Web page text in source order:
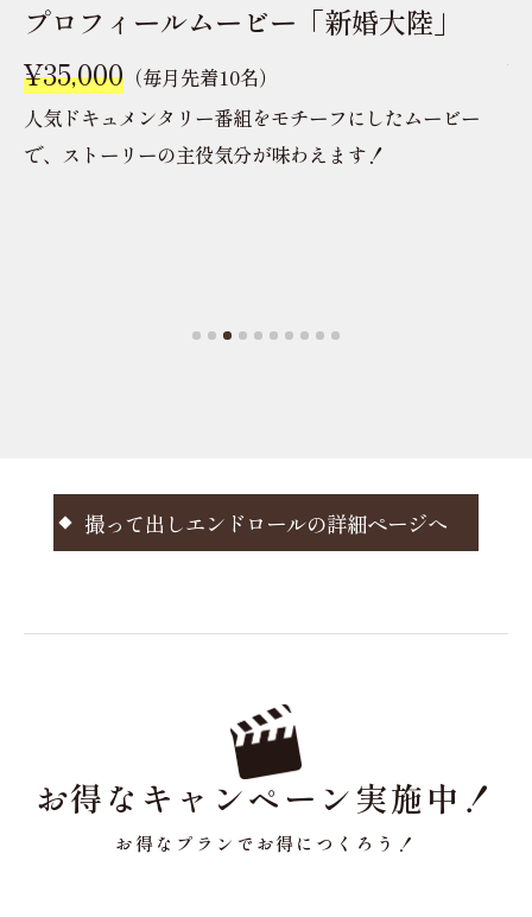
プロフィールムービー「365日」
¥35,000 （毎月先着10名）
Mr.Childrenの人気楽曲「365日」のライブ映像をモチ
ーフにした感動ムービー！本物さながらの臨場感とクオ
撮って出しエンドロールの詳細ページへ
お得なキャンペーン実施中！
お得なプランでお得につくろう！